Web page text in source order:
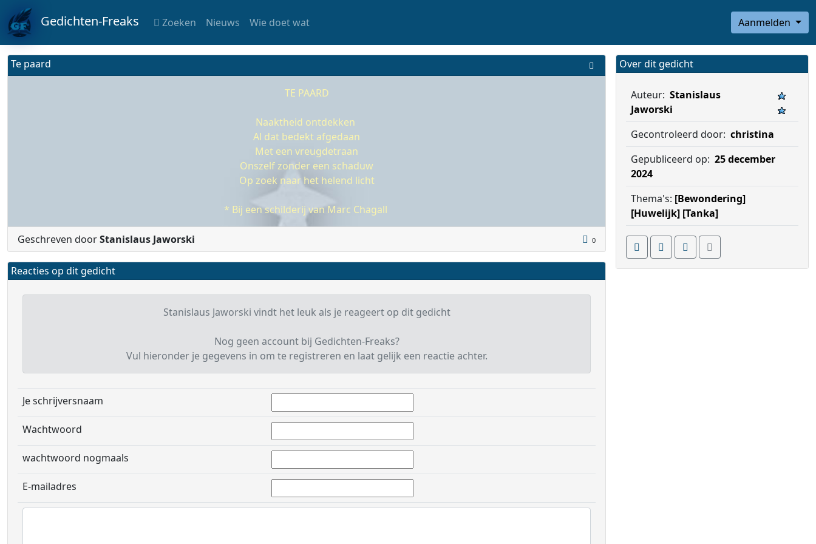
Gedichten-Freaks Zoeken Nieuws Wie doet wat Aanmelden
Te paard
TE PAARD
Naaktheid ontdekken
Al dat bedekt afgedaan
Met een vreugdetraan
Onszelf zonder een schaduw
Op zoek naar het helend licht
* Bij een schilderij van Marc Chagall
Geschreven doorStanislaus Jaworski 0
Reacties op dit gedicht
Stanislaus Jaworski vindt het leuk als je reageert op dit gedicht
Nog geen account bij Gedichten-Freaks?
Vul hieronder je gegevens in om te registreren en laat gelijk een reactie achter.
Je schrijversnaam
Wachtwoord
wachtwoord nogmaals
E-mailadres
Over dit gedicht
Auteur: Stanislaus
Jaworski
Gecontroleerd door: christina
Gepubliceerd op: 25 december
2024
Thema's: [Bewondering]
[Huwelijk] [Tanka]